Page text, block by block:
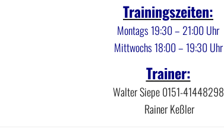
Trainingszeiten:
Montags 19:30 – 21:00 Uhr
Mittwochs 18:00 – 19:30 Uhr
Trainer:
Walter Siepe 0151-41448298
Rainer Keßler